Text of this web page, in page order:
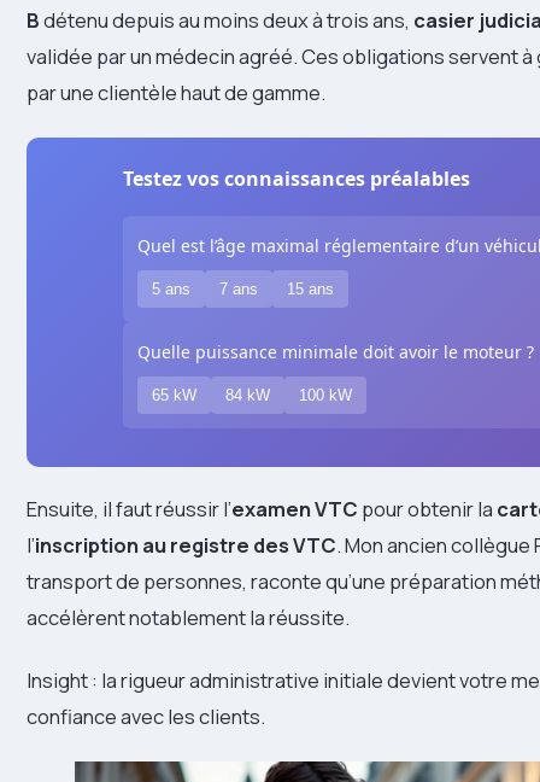
Bdétenu depuis au moins deux à trois ans, casier
validée par un médecin agréé. Ces obligations servent
par une clientèle haut de gamme.
Testez vos connaissances préalables
Quel est l’âge maximal réglementaire d’un
5 ans 7 ans 15 ans
Quelle puissance minimale doit avoir le moteur ?
65 kW 84 kW 100 kW
Ensuite, il faut réussir l’examen VTC pour obtenir la
l’inscription au registre des VTC. Mon ancien
transport de personnes, raconte qu’une préparation
accélèrent notablement la réussite.
Insight : la rigueur administrative initiale devient votre
confiance avec les clients.